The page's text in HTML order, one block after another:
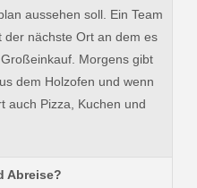
aussehen soll. Ein Team
nächste Ort an dem es
Morgens gibt
dem Holzofen und wenn
auch Pizza, Kuchen und
Abreise?